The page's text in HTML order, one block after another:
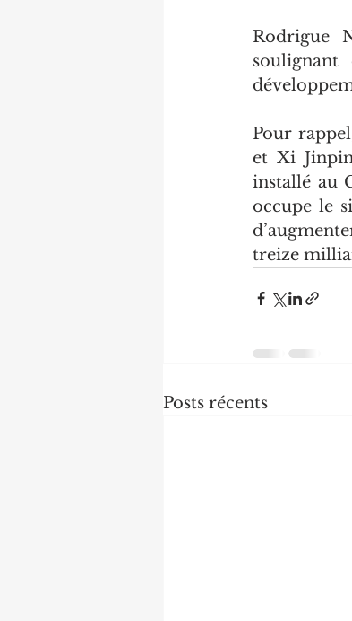
Rodrigue
Pour
et Xi
installé au
occupe le
treize
Posts récents